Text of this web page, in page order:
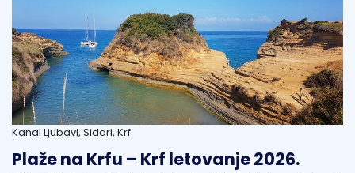
Kanal Ljubavi, Sidari, Krf
Plaže na Krfu – Krf letovanje 2026.